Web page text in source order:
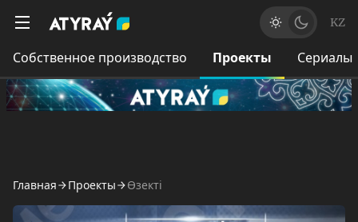
KZ
Собственное производство Проекты Сериалы
Главная Проекты Өзекті